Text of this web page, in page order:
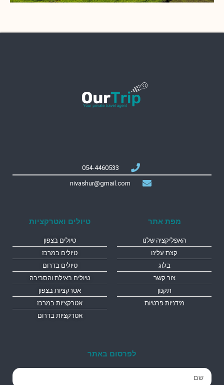
054-4460533
nivashur@gmail.com
מפת אתר
האפליקציה שלנו
קצת עלינו
בלוג
צור קשר
תקנון
מידניות פרטיות
טיולים ואטרקציות
טיולים בצפון
טיולים במרכז
טיולים בדרום
טיולים באילת והסביבה
אטרקציות בצפון
אטרקציות במרכז
אטרקציות בדרום
לפרסום באתר